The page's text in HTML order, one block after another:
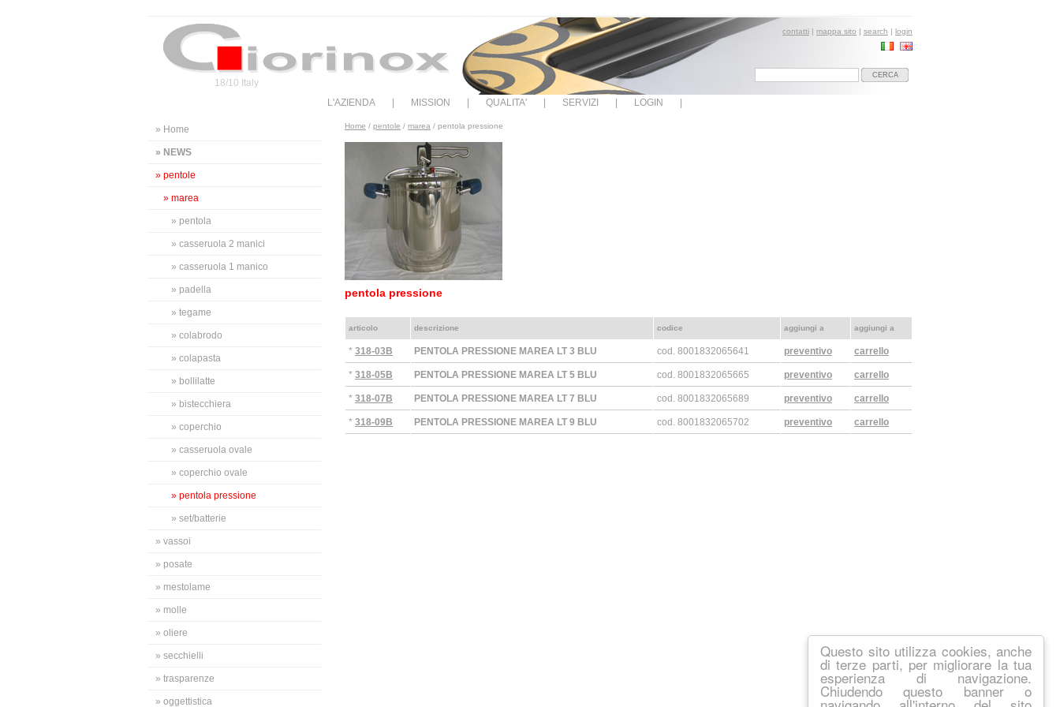
Questo sito utilizza cookies, anche
di terze parti, per migliorare la tua
esperienza di navigazione.
Chiudendo questo banner o
18/10 Italy
contatti | mappa sito | search | login
CERCA
L'AZIENDA MISSION QUALITA' SERVIZI LOGIN
» Home
» NEWS
» pentole
» marea
» pentola
» casseruola 2 manici
» casseruola 1 manico
» padella
» tegame
» colabrodo
» colapasta
» bollilatte
» bistecchiera
» coperchio
» casseruola ovale
» coperchio ovale
» pentola pressione
» set/batterie
» vassoi
» posate
» mestolame
» molle
» oliere
» secchielli
» trasparenze
» oggettistica
Home / pentole / marea / pentola pressione
pentola pressione
articolo descrizione codice aggiungi a aggiungi a
* 318-03B PENTOLA PRESSIONE MAREA LT 3 BLU cod. 8001832065641 preventivo carrello
* 318-05B PENTOLA PRESSIONE MAREA LT 5 BLU cod. 8001832065665 preventivo carrello
* 318-07B PENTOLA PRESSIONE MAREA LT 7 BLU cod. 8001832065689 preventivo carrello
* 318-09B PENTOLA PRESSIONE MAREA LT 9 BLU cod. 8001832065702 preventivo carrello